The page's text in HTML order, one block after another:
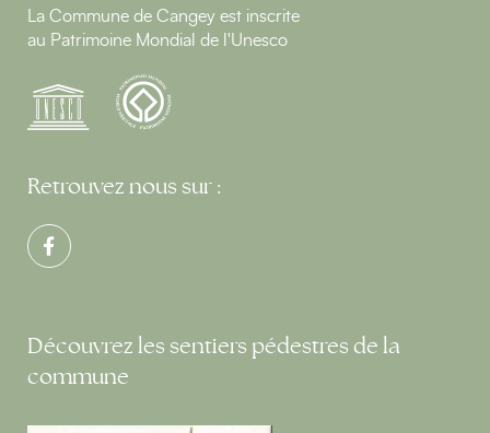
La Commune de Cangey est inscrite
au Patrimoine Mondial de l'Unesco
Retrouvez nous sur :
Découvrez les sentiers pédestres de la
commune